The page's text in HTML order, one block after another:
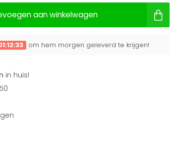
aan winkelwagen
om hem morgen geleverd te krijgen!
in huis!